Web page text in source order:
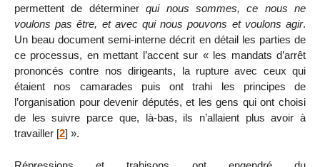
permettent de déterminerqui nous sommes, ce nous ne
voulons pas être, et avec qui nous pouvons et voulons agir.
Un beau document semi-interne décrit en détail les parties de
ce processus, en mettant l’accent sur « les mandats d’arrêt
prononcés contre nos dirigeants, la rupture avec ceux qui
étaient nos camarades puis ont trahi les principes de
l’organisation pour devenir députés, et les gens qui ont choisi
de les suivre parce que, là-bas, ils n’allaient plus avoir à
travailler [2] ».